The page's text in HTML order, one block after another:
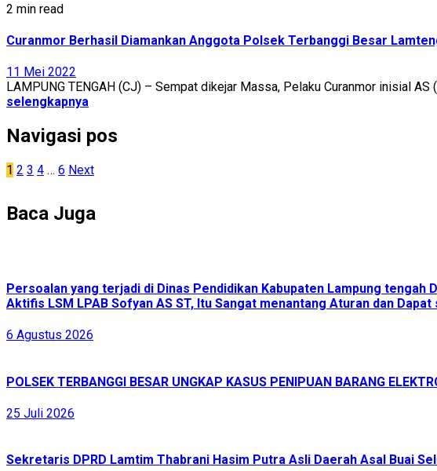
2 min read
Curanmor Berhasil Diamankan Anggota Polsek Terbanggi Besar
11 Mei 2022
LAMPUNG TENGAH (CJ) – Sempat dikejar Massa, Pelaku Curanmor inisial AS
selengkapnya
Navigasi pos
1 2 3 4 … 6 Next
Baca Juga
Persoalan yang terjadi di Dinas Pendidikan Kabupaten Lampung
Aktifis LSM LPAB Sofyan AS ST, Itu Sangat menantang Aturan dan
6 Agustus 2026
POLSEK TERBANGGI BESAR UNGKAP KASUS PENIPUAN BARANG
25 Juli 2026
Sekretaris DPRD Lamtim Thabrani Hasim Putra Asli Daerah Asal Buai